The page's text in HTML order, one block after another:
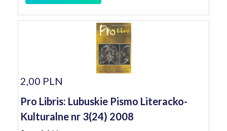
2,00 PLN
Pro Libris: Lubuskie Pismo Literacko-
Kulturalne nr 3(24) 2008